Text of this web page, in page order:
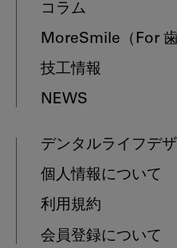
コラム
MoreSmile （For
技工情報
NEWS
デンタルライフデ
個人情報について
利用規約
会員登録について